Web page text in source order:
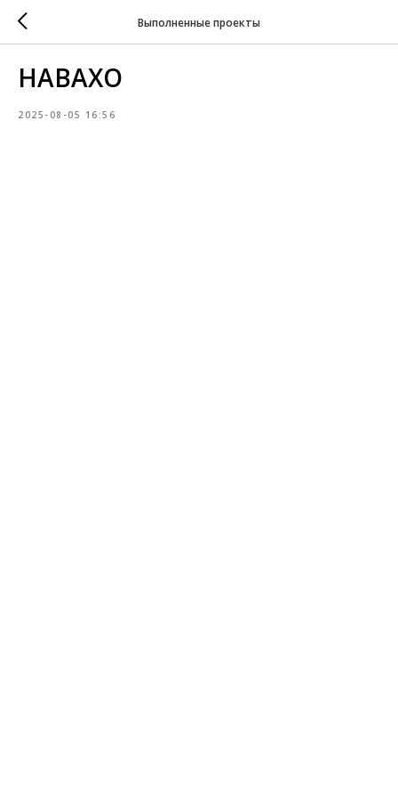
Выполненные проекты
НАВАХО
2025-08-05 16:56